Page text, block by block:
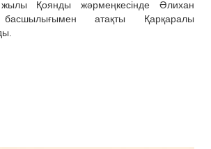
Қоянды жәрмеңкесінде Әлихан
басшылығымен атақты Қарқаралы